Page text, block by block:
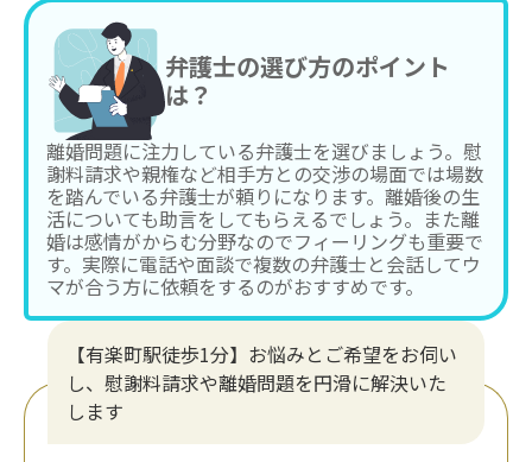
弁護士の選び方のポイント
は？
離婚問題に注力している弁護士を選びましょう。慰
謝料請求や親権など相手方との交渉の場面では場数
を踏んでいる弁護士が頼りになります。離婚後の生
活についても助言をしてもらえるでしょう。また離
婚は感情がからむ分野なのでフィーリングも重要で
す。実際に電話や面談で複数の弁護士と会話してウ
マが合う方に依頼をするのがおすすめです。
【有楽町駅徒歩1分】お悩みとご希望をお伺い
し、慰謝料請求や離婚問題を円滑に解決いた
します